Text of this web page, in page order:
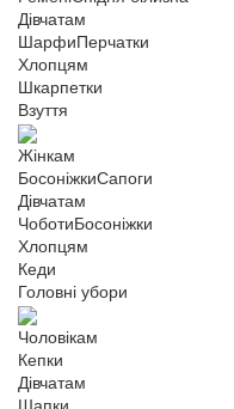
Дівчатам
ШарфиПерчатки
Хлопцям
Шкарпетки
Взуття
Жінкам
БосоніжкиСапоги
Дівчатам
ЧоботиБосоніжки
Хлопцям
Кеди
Головні убори
Чоловікам
Кепки
Дівчатам